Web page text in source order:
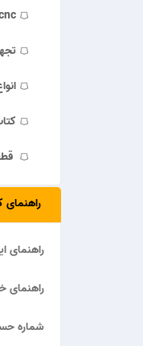
راهنمای
راهنمای
راهنمای
شماره